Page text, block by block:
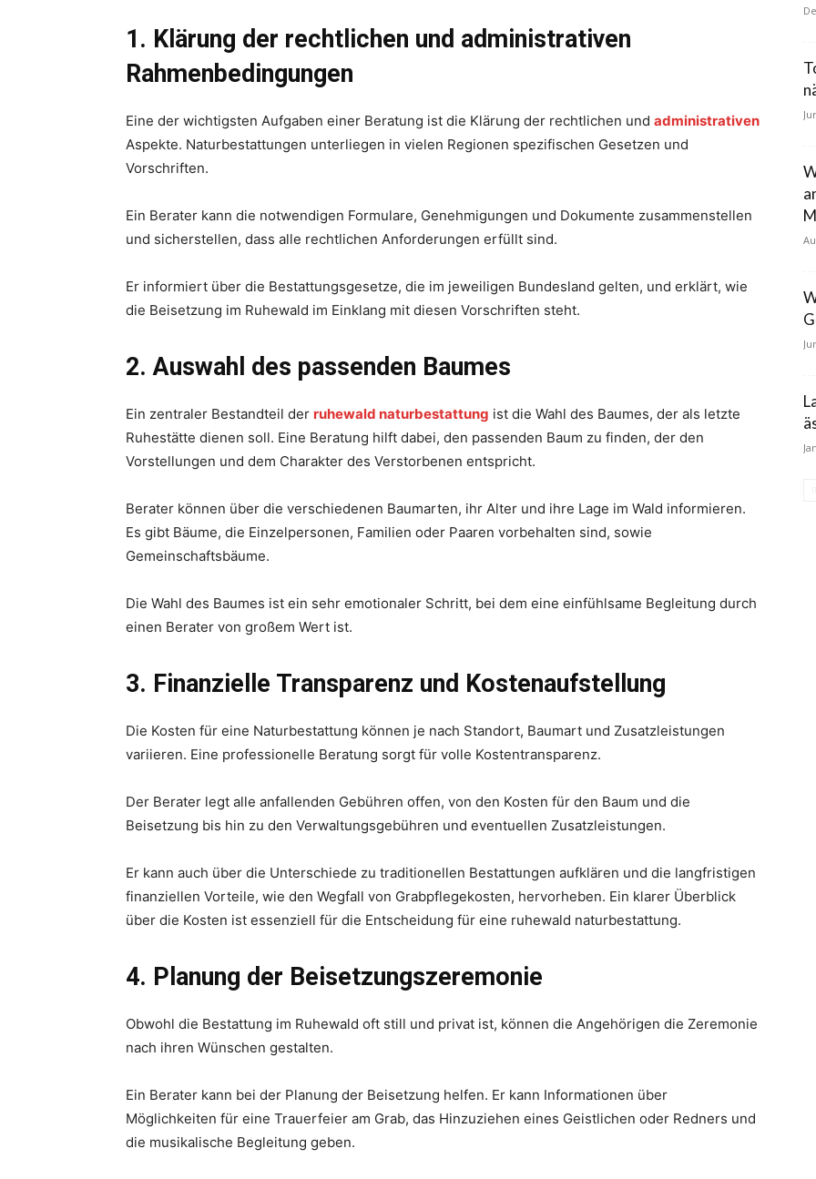
1. Klärung der rechtlichen und administrativen
Rahmenbedingungen
Eine der wichtigsten Aufgaben einer Beratung ist die Klärung der rechtlichen und administrativen
Aspekte. Naturbestattungen unterliegen in vielen Regionen spezifischen Gesetzen und
Vorschriften.
Ein Berater kann die notwendigen Formulare, Genehmigungen und Dokumente zusammenstellen
und sicherstellen, dass alle rechtlichen Anforderungen erfüllt sind.
Er informiert über die Bestattungsgesetze, die im jeweiligen Bundesland gelten, und erklärt, wie
die Beisetzung im Ruhewald im Einklang mit diesen Vorschriften steht.
2. Auswahl des passenden Baumes
Ein zentraler Bestandteil der ruhewald naturbestattung ist die Wahl des Baumes, der als letzte
Ruhestätte dienen soll. Eine Beratung hilft dabei, den passenden Baum zu finden, der den
Vorstellungen und dem Charakter des Verstorbenen entspricht.
Berater können über die verschiedenen Baumarten, ihr Alter und ihre Lage im Wald informieren.
Es gibt Bäume, die Einzelpersonen, Familien oder Paaren vorbehalten sind, sowie
Gemeinschaftsbäume.
Die Wahl des Baumes ist ein sehr emotionaler Schritt, bei dem eine einfühlsame Begleitung durch
einen Berater von großem Wert ist.
3. Finanzielle Transparenz und Kostenaufstellung
Die Kosten für eine Naturbestattung können je nach Standort, Baumart und Zusatzleistungen
variieren. Eine professionelle Beratung sorgt für volle Kostentransparenz.
Der Berater legt alle anfallenden Gebühren offen, von den Kosten für den Baum und die
Beisetzung bis hin zu den Verwaltungsgebühren und eventuellen Zusatzleistungen.
Er kann auch über die Unterschiede zu traditionellen Bestattungen aufklären und die langfristigen
finanziellen Vorteile, wie den Wegfall von Grabpflegekosten, hervorheben. Ein klarer Überblick
über die Kosten ist essenziell für die Entscheidung für eine ruhewald naturbestattung.
4. Planung der Beisetzungszeremonie
Obwohl die Bestattung im Ruhewald oft still und privat ist, können die Angehörigen die Zeremonie
nach ihren Wünschen gestalten.
Ein Berater kann bei der Planung der Beisetzung helfen. Er kann Informationen über
Möglichkeiten für eine Trauerfeier am Grab, das Hinzuziehen eines Geistlichen oder Redners und
die musikalische Begleitung geben.